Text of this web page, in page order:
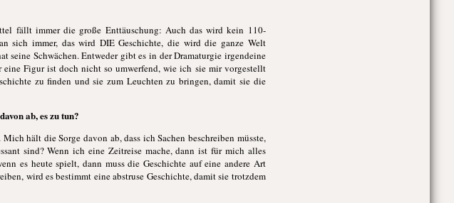
fällt immer die große Enttäuschung: Auch das wird kein 110-
sich immer, das wird DIE Geschichte, die wird die ganze Welt
seine Schwächen. Entweder gibt es in der Dramaturgie irgendeine
Figur ist doch nicht so umwerfend, wie ich sie mir vorgestellt
zu finden und sie zum Leuchten zu bringen, damit sie die
ab, es zu tun?
hält die Sorge davon ab, dass ich Sachen beschreiben müsste,
sind? Wenn ich eine Zeitreise mache, dann ist für mich alles
es heute spielt, dann muss die Geschichte auf eine andere Art
wird es bestimmt eine abstruse Geschichte, damit sie trotzdem